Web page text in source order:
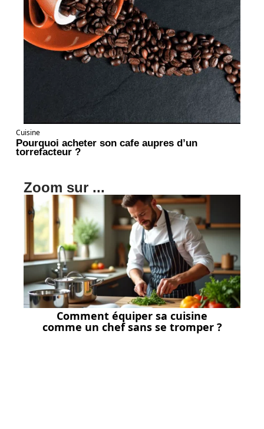
Cuisine
Pourquoi acheter son cafe aupres d’un
torrefacteur ?
Zoom sur ...
Comment équiper sa cuisine
comme un chef sans se tromper ?